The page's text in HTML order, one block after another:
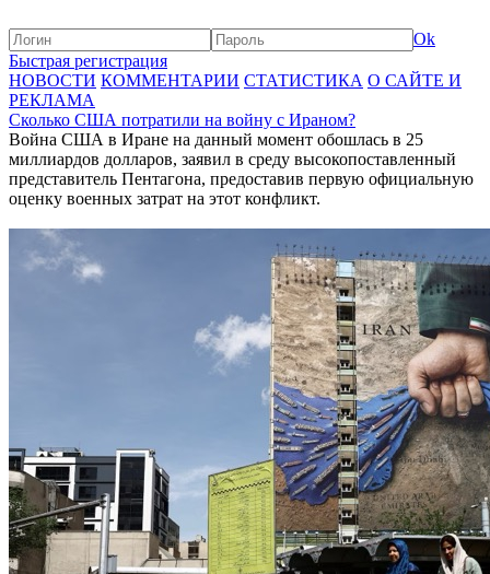
Ok
Быстрая регистрация
НОВОСТИ КОММЕНТАРИИ СТАТИСТИКА О САЙТЕ И
РЕКЛАМА
Сколько США потратили на войну с Ираном?
Война США в Иране на данный момент обошлась в 25
миллиардов долларов, заявил в среду высокопоставленный
представитель Пентагона, предоставив первую официальную
оценку военных затрат на этот конфликт.